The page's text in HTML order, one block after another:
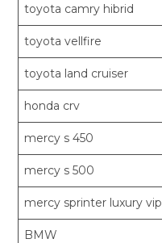
toyota camry hibrid
toyota vellfire
toyota land cruiser
honda crv
mercy s 450
mercy s 500
mercy sprinter luxury vip
BMW